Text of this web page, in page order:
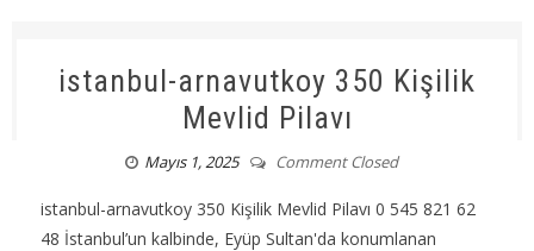
istanbul-arnavutkoy 350 Kişilik
Mevlid Pilavı
Mayıs 1, 2025 Comment Closed
istanbul-arnavutkoy 350 Kişilik Mevlid Pilavı 0 545 821 62
48 İstanbul’un kalbinde, Eyüp Sultan'da konumlanan